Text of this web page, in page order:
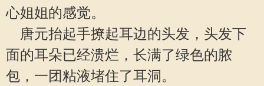
心姐姐的感觉。
唐元抬起手撩起耳边的头发，头发下
面的耳朵已经溃烂，长满了绿色的脓
包，一团粘液堵住了耳洞。